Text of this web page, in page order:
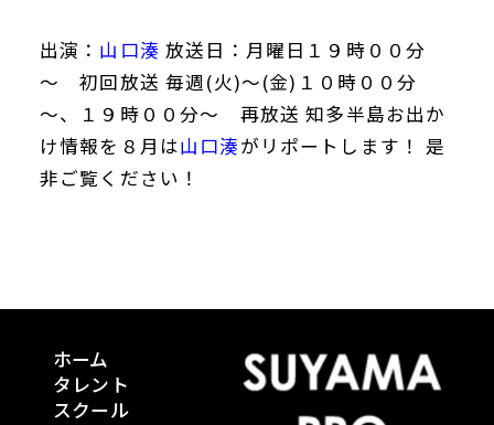
出演： 山口湊 放送日：月曜日１９時００分
～ 初回放送 毎週(火)～(金)１０時００分
～、１９時００分～ 再放送 知多半島お出か
け情報を８月は山口湊がリポートします！ 是
非ご覧ください！
ホーム
タレント
スクール